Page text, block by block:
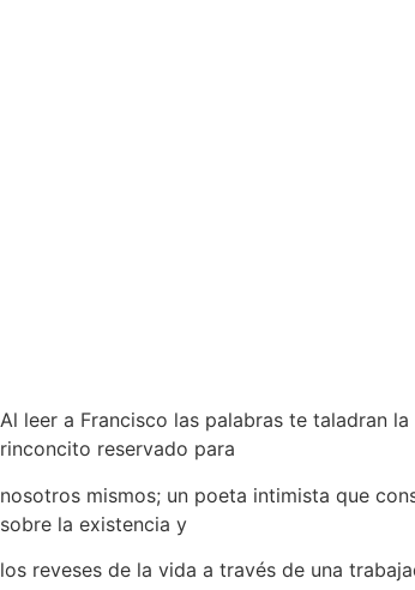
Al leer a Francisco las palabras te taladran
rinconcito reservado para
nosotros mismos; un poeta intimista que
sobre la existencia y
los reveses de la vida a través de una